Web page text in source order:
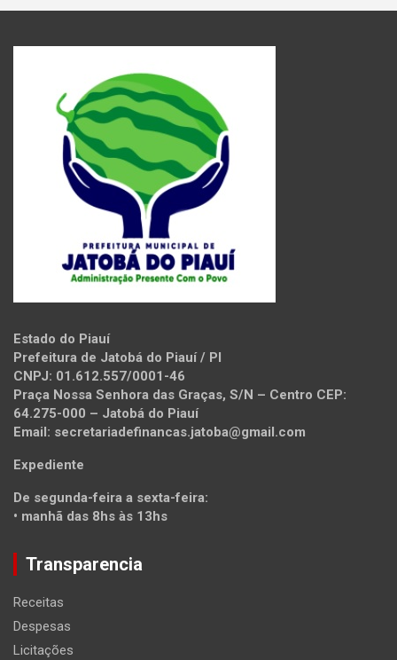
Estado do Piauí
Prefeitura de Jatobá do Piauí / PI
CNPJ: 01.612.557/0001-46
Praça Nossa Senhora das Graças, S/N – Centro CEP:
64.275-000 – Jatobá do Piauí
Email: secretariadefinancas.jatoba@gmail.com
Expediente
De segunda-feira a sexta-feira:
• manhã das 8hs às 13hs
Transparencia
Receitas
Despesas
Licitações